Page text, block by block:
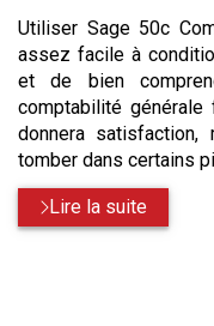
Utiliser Sage 50c
assez facile à
et de bien
comptabilité générale
donnera
tomber dans certains
Lire la suite